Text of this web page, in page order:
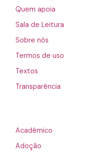
Quem apoia
Sala de Leitura
Sobre nós
Termos de uso
Textos
Transparência
Acadêmico
Adoção